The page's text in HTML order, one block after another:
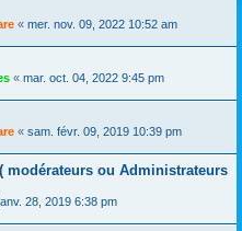
« mer. nov. 09, 2022 10:52 am
« mar. oct. 04, 2022 9:45 pm
« sam. févr. 09, 2019 10:39 pm
modérateurs ou Administrateurs
28, 2019 6:38 pm